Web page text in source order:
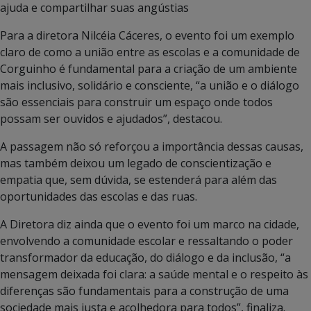
ajuda e compartilhar suas angústias
Para a diretora Nilcéia Cáceres, o evento foi um exemplo
claro de como a união entre as escolas e a comunidade de
Corguinho é fundamental para a criação de um ambiente
mais inclusivo, solidário e consciente, “a união e o diálogo
são essenciais para construir um espaço onde todos
possam ser ouvidos e ajudados”, destacou.
A passagem não só reforçou a importância dessas causas,
mas também deixou um legado de conscientização e
empatia que, sem dúvida, se estenderá para além das
oportunidades das escolas e das ruas.
A Diretora diz ainda que o evento foi um marco na cidade,
envolvendo a comunidade escolar e ressaltando o poder
transformador da educação, do diálogo e da inclusão, “a
mensagem deixada foi clara: a saúde mental e o respeito às
diferenças são fundamentais para a construção de uma
sociedade mais justa e acolhedora para todos”, finaliza.